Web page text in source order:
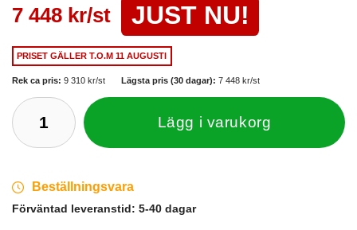
7 448 kr/st JUST NU!
PRISET GÄLLERT.O.M 11 AUGUSTI
Rek ca pris: 9 310 kr/st Lägsta pris (30 dagar): 7 448 kr/st
Lägg i varukorg
Beställningsvara
Förväntad leveranstid: 5-40 dagar